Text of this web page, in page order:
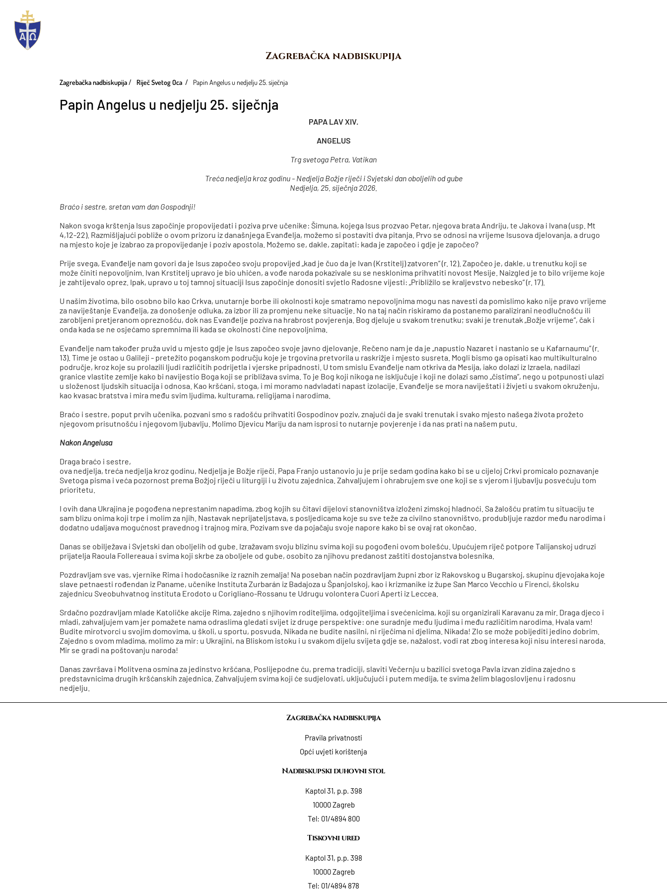
Zagrebačka nadbiskupija
Zagrebačka nadbiskupija Riječ Svetog Oca Papin Angelus u nedjelju 25. siječnja
Papin Angelus u nedjelju 25. siječnja
PAPA LAV XIV.
ANGELUS
Trg svetoga Petra, Vatikan
Treća nedjelja kroz godinu - Nedjelja Božje riječi i Svjetski dan oboljelih od gube
Nedjelja, 25. siječnja 2026.
Braćo i sestre, sretan vam dan Gospodnji!
Nakon svoga krštenja Isus započinje propovijedati i poziva prve učenike: Šimuna, kojega Isus prozvao Petar, njegova brata Andriju, te Jakova i Ivana (usp. Mt
4,12-22). Razmišljajući pobliže o ovom prizoru iz današnjega Evanđelja, možemo si postaviti dva pitanja. Prvo se odnosi na vrijeme Isusova djelovanja, a drugo
na mjesto koje je izabrao za propovijedanje i poziv apostola. Možemo se, dakle, zapitati: kada je započeo i gdje je započeo?
Prije svega, Evanđelje nam govori da je Isus započeo svoju propovijed „kad je čuo da je Ivan (Krstitelj) zatvoren“ (r. 12). Započeo je, dakle, u trenutku koji se
može činiti nepovoljnim. Ivan Krstitelj upravo je bio uhićen, a vođe naroda pokazivale su se nesklonima prihvatiti novost Mesije. Naizgled je to bilo vrijeme koje
je zahtijevalo oprez. Ipak, upravo u toj tamnoj situaciji Isus započinje donositi svjetlo Radosne vijesti: „Približilo se kraljevstvo nebesko“ (r. 17).
U našim životima, bilo osobno bilo kao Crkva, unutarnje borbe ili okolnosti koje smatramo nepovoljnima mogu nas navesti da pomislimo kako nije pravo vrijeme
za naviještanje Evanđelja, za donošenje odluka, za izbor ili za promjenu neke situacije. No na taj način riskiramo da postanemo paralizirani neodlučnošću ili
zarobljeni pretjeranom opreznošću, dok nas Evanđelje poziva na hrabrost povjerenja. Bog djeluje u svakom trenutku; svaki je trenutak „Božje vrijeme“, čak i
onda kada se ne osjećamo spremnima ili kada se okolnosti čine nepovoljnima.
Evanđelje nam također pruža uvid u mjesto gdje je Isus započeo svoje javno djelovanje. Rečeno nam je da je „napustio Nazaret i nastanio se u Kafarnaumu“ (r.
13). Time je ostao u Galileji - pretežito poganskom području koje je trgovina pretvorila u raskrižje i mjesto susreta. Mogli bismo ga opisati kao multikulturalno
područje, kroz koje su prolazili ljudi različitih podrijetla i vjerske pripadnosti. U tom smislu Evanđelje nam otkriva da Mesija, iako dolazi iz Izraela, nadilazi
granice vlastite zemlje kako bi navijestio Boga koji se približava svima. To je Bog koji nikoga ne isključuje i koji ne dolazi samo „čistima“, nego u potpunosti ulazi
u složenost ljudskih situacija i odnosa. Kao kršćani, stoga, i mi moramo nadvladati napast izolacije. Evanđelje se mora naviještati i živjeti u svakom okruženju,
kao kvasac bratstva i mira među svim ljudima, kulturama, religijama i narodima.
Braćo i sestre, poput prvih učenika, pozvani smo s radošću prihvatiti Gospodinov poziv, znajući da je svaki trenutak i svako mjesto našega života prožeto
njegovom prisutnošću i njegovom ljubavlju. Molimo Djevicu Mariju da nam isprosi to nutarnje povjerenje i da nas prati na našem putu.
Nakon Angelusa
Draga braćo i sestre,
ova nedjelja, treća nedjelja kroz godinu, Nedjelja je Božje riječi. Papa Franjo ustanovio ju je prije sedam godina kako bi se u cijeloj Crkvi promicalo poznavanje
Svetoga pisma i veća pozornost prema Božjoj riječi u liturgiji i u životu zajednica. Zahvaljujem i ohrabrujem sve one koji se s vjerom i ljubavlju posvećuju tom
prioritetu.
I ovih dana Ukrajina je pogođena neprestanim napadima, zbog kojih su čitavi dijelovi stanovništva izloženi zimskoj hladnoći. Sa žalošću pratim tu situaciju te
sam blizu onima koji trpe i molim za njih. Nastavak neprijateljstava, s posljedicama koje su sve teže za civilno stanovništvo, produbljuje razdor među narodima i
dodatno udaljava mogućnost pravednog i trajnog mira. Pozivam sve da pojačaju svoje napore kako bi se ovaj rat okončao.
Danas se obilježava i Svjetski dan oboljelih od gube. Izražavam svoju blizinu svima koji su pogođeni ovom bolešću. Upućujem riječ potpore Talijanskoj udruzi
prijatelja Raoula Follereaua i svima koji skrbe za oboljele od gube, osobito za njihovu predanost zaštiti dostojanstva bolesnika.
Pozdravljam sve vas, vjernike Rima i hodočasnike iz raznih zemalja! Na poseban način pozdravljam župni zbor iz Rakovskog u Bugarskoj, skupinu djevojaka koje
slave petnaesti rođendan iz Paname, učenike Instituta Zurbarán iz Badajoza u Španjolskoj, kao i krizmanike iz župe San Marco Vecchio u Firenci, školsku
zajednicu Sveobuhvatnog instituta Erodoto u Corigliano-Rossanu te Udrugu volontera Cuori Aperti iz Leccea.
Srdačno pozdravljam mlade Katoličke akcije Rima, zajedno s njihovim roditeljima, odgojiteljima i svećenicima, koji su organizirali Karavanu za mir. Draga djeco i
mladi, zahvaljujem vam jer pomažete nama odraslima gledati svijet iz druge perspektive: one suradnje među ljudima i među različitim narodima. Hvala vam!
Budite mirotvorci u svojim domovima, u školi, u sportu, posvuda. Nikada ne budite nasilni, ni riječima ni djelima. Nikada! Zlo se može pobijediti jedino dobrim.
Zajedno s ovom mladima, molimo za mir: u Ukrajini, na Bliskom istoku i u svakom dijelu svijeta gdje se, nažalost, vodi rat zbog interesa koji nisu interesi naroda.
Mir se gradi na poštovanju naroda!
Danas završava i Molitvena osmina za jedinstvo kršćana. Poslijepodne ću, prema tradiciji, slaviti Večernju u bazilici svetoga Pavla izvan zidina zajedno s
predstavnicima drugih kršćanskih zajednica. Zahvaljujem svima koji će sudjelovati, uključujući i putem medija, te svima želim blagoslovljenu i radosnu
nedjelju.
Zagrebačka nadbiskupija
Pravila privatnosti
Opći uvjeti korištenja
Nadbiskupski duhovni stol
Kaptol 31, p.p. 398
10000 Zagreb
Tel: 01/4894 800
Tiskovni ured
Kaptol 31, p.p. 398
10000 Zagreb
Tel: 01/4894 878